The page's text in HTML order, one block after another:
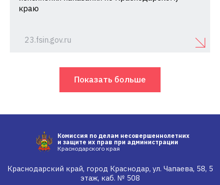
краю
23.fsin.gov.ru
Показать больше
Комиссия по делам несовершеннолетних
и защите их прав при администрации
Краснодарского края
Краснодарский край, город Краснодар, ул. Чапаева, 58, 5
этаж, каб. № 508